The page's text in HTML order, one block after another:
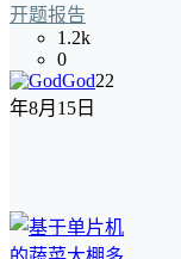
开题报告
1.2k
0
God22
年8月15日